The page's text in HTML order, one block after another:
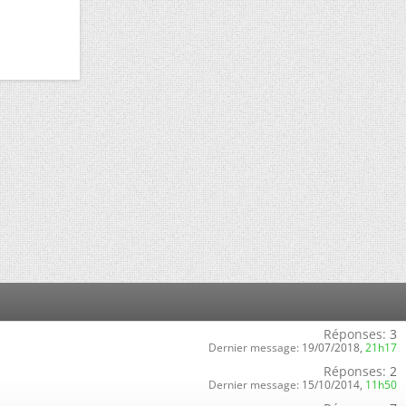
Réponses: 3
Dernier message: 19/07/2018, 21h17
Réponses: 2
Dernier message: 15/10/2014, 11h50